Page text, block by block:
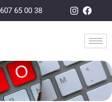
607 65 00 38